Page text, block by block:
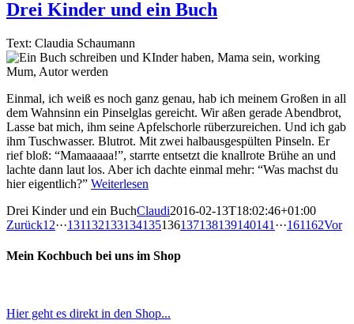
Drei Kinder und ein Buch
Text: Claudia Schaumann
Einmal, ich weiß es noch ganz genau, hab ich meinem Großen in all
dem Wahnsinn ein Pinselglas gereicht. Wir aßen gerade Abendbrot,
Lasse bat mich, ihm seine Apfelschorle rüberzureichen. Und ich gab
ihm Tuschwasser. Blutrot. Mit zwei halbausgespülten Pinseln. Er
rief bloß: “Mamaaaaa!”, starrte entsetzt die knallrote Brühe an und
lachte dann laut los. Aber ich dachte einmal mehr: “Was machst du
hier eigentlich?” Weiterlesen
Drei Kinder und ein BuchClaudi2016-02-13T18:02:46+01:00
Zurück1 2···131132133134135136137138139140141 ···161162Vor
Mein Kochbuch bei uns im Shop
Hier geht es direkt in den Shop...